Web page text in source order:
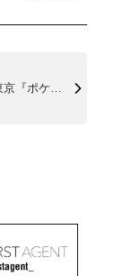
モンスター音楽祭』 ...